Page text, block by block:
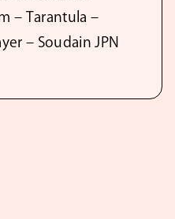
– Tarantula –
– Soudain JPN